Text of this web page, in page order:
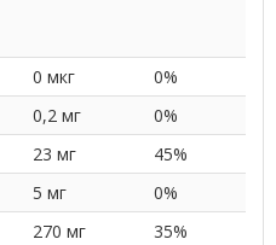
0 мкг
0%
0,2 мг
0%
23 мг
45%
5 мг
0%
270 мг 35%